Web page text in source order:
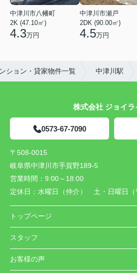
中津川市八幡町
2K (47.10㎡)
4.3万円
中津川市瀬戸
2DK (90.00㎡)
4.5万円
ション・貸家物件一覧 中津川駅
株式会社 ジョイラ
0573-67-7090
〒508-0015
岐阜県中津川市手賀野189-5
営業時間： 9:00～18:00
定休日： 水曜日（仲介） 土・日曜日
トップページ
スタッフ
お客様の声